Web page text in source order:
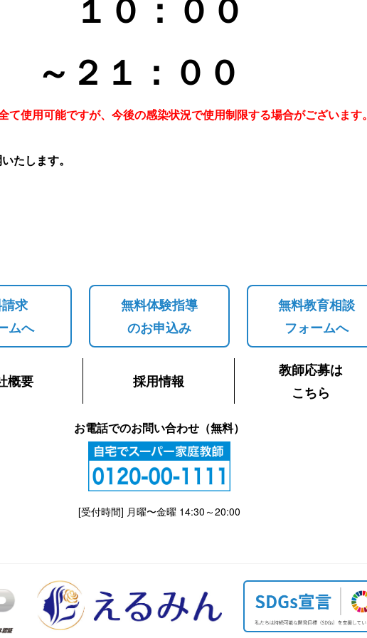
～２１ ：０ ０
て使用可能ですが、今後の感染状況で使用制限する場合がございます。
たします。
求
ムへ
無料体験指導
のお申込み
無料教育相談
フォームへ
概要 採用情報
教師応募は
こちら
お電話でのお問い合わせ（無料）
[受付時間] 月曜〜金曜 14:30～20:00